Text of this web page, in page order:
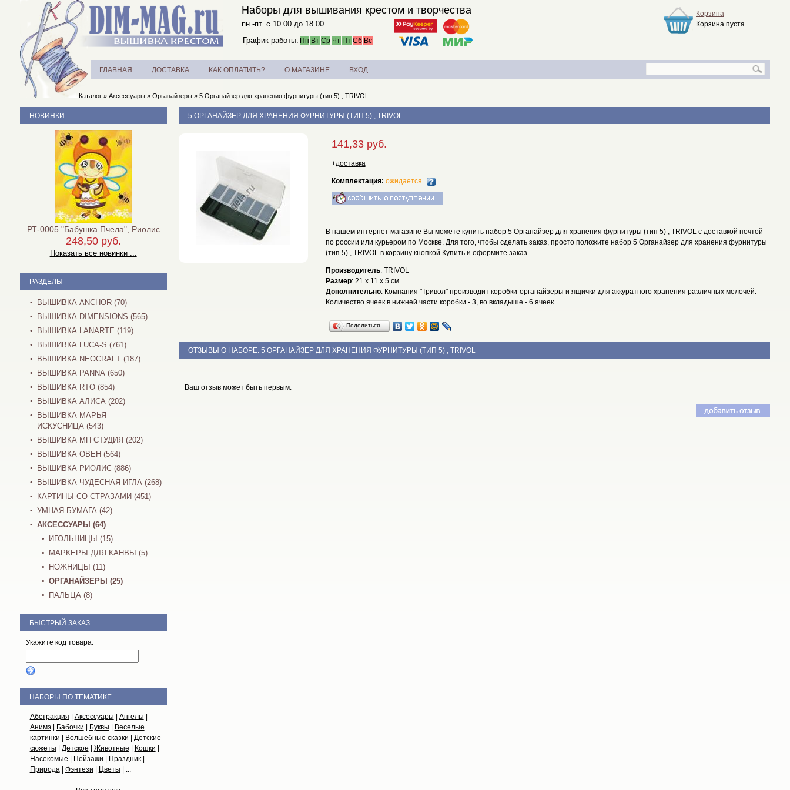
Наборы для вышивания крестом и творчества
пн.-пт. с 10.00 до 18.00
График работы: Пн Вт Ср Чт Пт Сб Вс
Корзина
Корзина пуста.
ГЛАВНАЯ ДОСТАВКА КАК ОПЛАТИТЬ? О МАГАЗИНЕ ВХОД
Каталог» Аксессуары» Органайзеры» 5 Органайзер для хранения фурнитуры (тип 5) , TRIVOL
5 ОРГАНАЙЗЕР ДЛЯ ХРАНЕНИЯ ФУРНИТУРЫ (ТИП 5) , TRIVOL
141,33 руб.
+доставка
Комплектация: ожидается
В нашем интернет магазине Вы можете купить набор 5 Органайзер для хранения фурнитуры (тип 5) , TRIVOL с доставкой почтой
по россии или курьером по Москве. Для того, чтобы сделать заказ, просто положите набор 5 Органайзер для хранения фурнитуры
(тип 5) , TRIVOL в корзину кнопкой Купить и оформите заказ.
Производитель: TRIVOL
Размер: 21 х 11 х 5 см
Дополнительно: Компания "Тривол" производит коробки-органайзеры и ящички для аккуратного хранения различных мелочей.
Количество ячеек в нижней части коробки - 3, во вкладыше - 6 ячеек.
Поделиться…
ОТЗЫВЫ О НАБОРЕ: 5 ОРГАНАЙЗЕР ДЛЯ ХРАНЕНИЯ ФУРНИТУРЫ (ТИП 5) , TRIVOL
Ваш отзыв может быть первым.
НОВИНКИ
РТ-0005 "Бабушка Пчела", Риолис
248,50 руб.
Показать все новинки ...
РАЗДЕЛЫ
ВЫШИВКА ANCHOR (70)
ВЫШИВКА DIMENSIONS (565)
ВЫШИВКА LANARTE (119)
ВЫШИВКА LUCA-S (761)
ВЫШИВКА NEOCRAFT (187)
ВЫШИВКА PANNA (650)
ВЫШИВКА RTO (854)
ВЫШИВКА АЛИСА (202)
ВЫШИВКА МАРЬЯ
ИСКУСНИЦА (543)
ВЫШИВКА МП СТУДИЯ (202)
ВЫШИВКА ОВЕН (564)
ВЫШИВКА РИОЛИС (886)
ВЫШИВКА ЧУДЕСНАЯ ИГЛА (268)
КАРТИНЫ СО СТРАЗАМИ (451)
УМНАЯ БУМАГА (42)
АКСЕССУАРЫ (64)
ИГОЛЬНИЦЫ (15)
МАРКЕРЫ ДЛЯ КАНВЫ (5)
НОЖНИЦЫ (11)
ОРГАНАЙЗЕРЫ (25)
ПАЛЬЦА (8)
БЫСТРЫЙ ЗАКАЗ
Укажите код товара.
НАБОРЫ ПО ТЕМАТИКЕ
Абстракция Аксессуары Ангелы
Анимэ| Бабочки Буквы
Веселые
картинки
Волшебные сказки
Детские
сюжеты
Детское Животные Кошки
Насекомые
Пейзажи Праздник|
Природа| Фэнтези Цветы | ...